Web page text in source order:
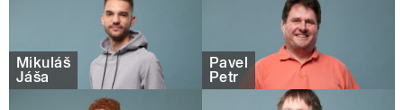
Mikuláš
Jáša
Pavel
Petr